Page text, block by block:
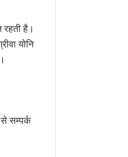
है।
योनि
सम्पर्क